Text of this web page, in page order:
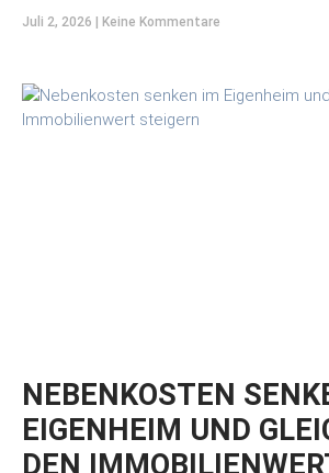
Juli 2, 2026 Keine Kommentare
NEBENKOSTEN
EIGENHEIM UND
DEN